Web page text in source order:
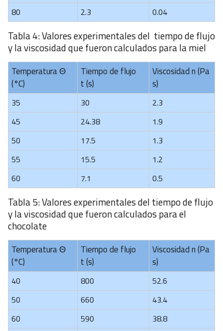
80
2.3 0.04
Tabla 4: Valores experimentales del tiempo de flujo
y la viscosidad que fueron calculados para la miel
Temperatura Θ
(°C)
Tiempo de flujo
t (s)
Viscosidad n (Pa
s)
35 30
2.3
45
24.38
1.9
50
17.5
1.3
55
15.5
1.2
60
7.1 0.5
Tabla 5: Valores experimentales del tiempo de flujo
y la viscosidad que fueron calculados para el
chocolate
Temperatura Θ
(°C)
Tiempo de flujo
t (s)
Viscosidad n (Pa
s)
40 800
52.6
50
660
43.4
60
590
38.8